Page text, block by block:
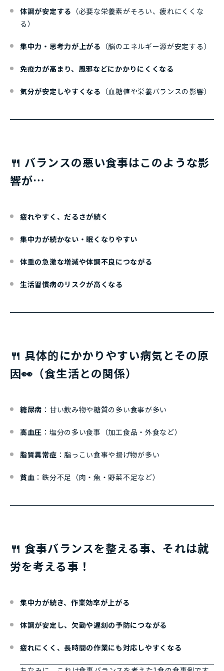
体調が安定する （必要な栄養素がそろい、疲れにくくな
る）
集中力・思考力が上がる （脳のエネルギー源が安定する）
免疫力が高まり、風邪などにかかりにくくなる
気分が安定しやすくなる （血糖値や栄養バランスの影響）
🍴 バランスの悪い食事はこのような影
響が…
疲れやすく、だるさが続く
集中力が続かない・眠くなりやすい
体重の急激な増減や体調不良につながる
生活習慣病のリスクが高くなる
🍴 具体的にかかりやすい病気とその原
因👀（食生活との関係）
糖尿病 ：甘い飲み物や糖質の多い食事が多い
高血圧 ：塩分の多い食事（加工食品・外食など）
脂質異常症 ：脂っこい食事や揚げ物が多い
貧血 ：鉄分不足（肉・魚・野菜不足など）
🍴 食事バランスを整える事、それは就
労を考える事！
集中力が続き、作業効率が上がる
体調が安定し、欠勤や遅刻の予防につながる
疲れにくく、長時間の作業にも対応しやすくなる